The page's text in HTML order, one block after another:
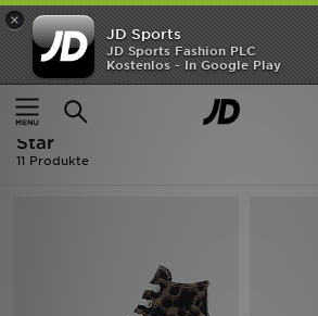
×
JD Sports
JD Sports Fashion PLC
Kostenlos - In Google Play
Home
Converse Hi Tops - Converse All Star
Converse Hi Tops - Converse All
Star
11 Produkte
ANGEBOTE
Neuheiten
Herren